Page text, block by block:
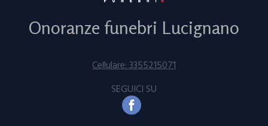
Onoranze funebri Lucignano
Cellulare: 3355215071
SEGUICI SU